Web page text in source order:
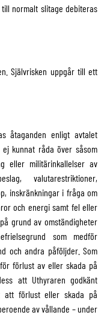
normalt slitage debiteras
Självrisken uppgår till ett
åtaganden enligt avtalet
kunnat råda över såsom
eller militärinkallelser av
valutarestriktioner,
inskränkningar i fråga om
och energi samt fel eller
grund av omständigheter
som medför
och andra påföljder. Som
förlust av eller skada på
att Uthyraren godkänt
att förlust eller skada på
av vållande – under